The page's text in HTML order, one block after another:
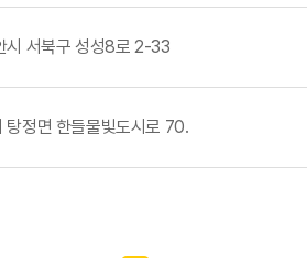
시 서북구 성성8로 2-33
탕정면 한들물빛도시로 70.